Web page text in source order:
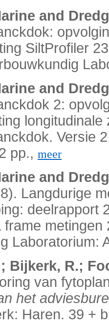
and
SiltProfiler
and
2:
Versie
pp., meer
and
Langdurige
deelrapport
Laboratorium:
Bijkerk, R.;
van
het
Haren. 39 +